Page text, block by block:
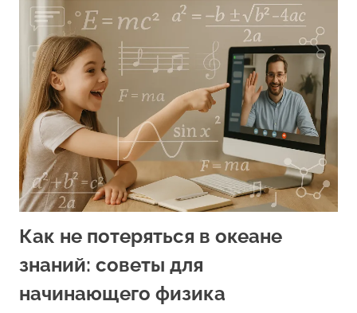
Как не потеряться в океане
знаний: советы для
начинающего физика